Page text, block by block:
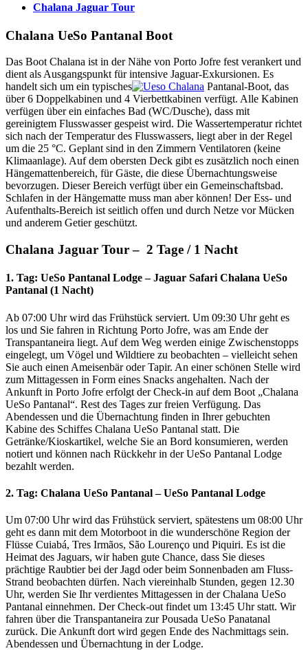
Chalana Jaguar Tour
Chalana UeSo Pantanal Boot
Das Boot Chalana ist in der Nähe von Porto Jofre fest verankert und
dient als Ausgangspunkt für intensive Jaguar-Exkursionen. Es
handelt sich um ein typisches
Pantanal-Boot, das
über 6 Doppelkabinen und 4 Vierbettkabinen verfügt. Alle Kabinen
verfügen über ein einfaches Bad (WC/Dusche), dass mit
gereinigtem Flusswasser gespeist wird. Die Wassertemperatur richtet
sich nach der Temperatur des Flusswassers, liegt aber in der Regel
um die 25 °C. Geplant sind in den Zimmern Ventilatoren (keine
Klimaanlage). Auf dem obersten Deck gibt es zusätzlich noch einen
Hängemattenbereich, für Gäste, die diese Übernachtungsweise
bevorzugen. Dieser Bereich verfügt über ein Gemeinschaftsbad.
Schlafen in der Hängematte muss man aber können! Der Ess- und
Aufenthalts-Bereich ist seitlich offen und durch Netze vor Mücken
und anderem Getier geschützt.
Chalana Jaguar Tour – 2 Tage / 1 Nacht
1. Tag: UeSo Pantanal Lodge – Jaguar Safari Chalana UeSo
Pantanal (1 Nacht)
Ab 07:00 Uhr wird das Frühstück serviert. Um 09:30 Uhr geht es
los und Sie fahren in Richtung Porto Jofre, was am Ende der
Transpantaneira liegt. Auf dem Weg werden einige Zwischenstopps
eingelegt, um Vögel und Wildtiere zu beobachten – vielleicht sehen
Sie auch einen Ameisenbär oder Tapir. An einer schönen Stelle wird
zum Mittagessen in Form eines Snacks angehalten. Nach der
Ankunft in Porto Jofre erfolgt der Check-in auf dem Boot „Chalana
UeSo Pantanal“. Rest des Tages zur freien Verfügung. Das
Abendessen und die Übernachtung finden in Ihrer gebuchten
Kabine des Schiffes Chalana UeSo Pantanal statt. Die
Getränke/Kioskartikel, welche Sie an Bord konsumieren, werden
notiert und können nach Rückkehr in der UeSo Pantanal Lodge
bezahlt werden.
2. Tag: Chalana UeSo Pantanal – UeSo Pantanal Lodge
Um 07:00 Uhr wird das Frühstück serviert, spätestens um 08:00 Uhr
geht es dann mit dem Motorboot in die wunderschöne Region der
Flüsse Cuiabá, Tres Irmãos, São Lourenço und Piquiri. Es ist die
Heimat des Jaguars, wir haben gute Chance, dass Sie dieses
prächtige Raubtier bei der Jagd oder beim Sonnenbaden am Fluss-
Strand beobachten dürfen. Nach viereinhalb Stunden, gegen 12.30
Uhr, werden Sie Ihr verdientes Mittagessen in der Chalana UeSo
Pantanal einnehmen. Der Check-out findet um 13:45 Uhr statt. Wir
fahren über die Transpantaneira zur Pousada UeSo Panatanal
zurück. Die Ankunft dort wird gegen Ende des Nachmittags sein.
Abendessen und Übernachtung in der Lodge.